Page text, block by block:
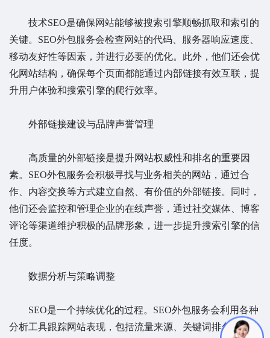
技术SEO是确保网站能够被搜索引擎顺畅抓取和索引的
关键。SEO外包服务会检查网站的代码、服务器响应速度、
移动友好性等因素，并进行必要的优化。此外，他们还会优
化网站结构，确保每个页面都能通过内部链接有效互联，提
升用户体验和搜索引擎的爬行效率。
外部链接建设与品牌声誉管理
高质量的外部链接是提升网站权威性和排名的重要因
素。SEO外包服务会积极寻找与业务相关的网站，通过合
作、内容交换等方式建立自然、有价值的外部链接。同时，
他们还会监控和管理企业的在线声誉，通过社交媒体、博客
评论等渠道维护积极的品牌形象，进一步提升搜索引擎的信
任度。
数据分析与策略调整
SEO是一个持续优化的过程。SEO外包服务会利用各种
分析工具跟踪网站表现，包括流量来源、关键词排名、用户